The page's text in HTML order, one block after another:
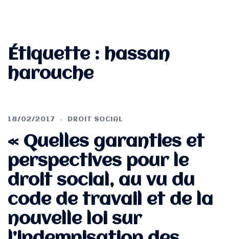
Étiquette : hassan
harouche
18/02/2017 DROIT SOCIAL
« Quelles garanties et
perspectives pour le
droit social, au vu du
code de travail et de la
nouvelle loi sur